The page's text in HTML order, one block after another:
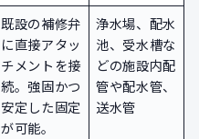
既設の補修弁
に直接アタッ
チメントを接
続。強固かつ
安定した固定
が可能。
浄水場、配水
池、受水槽な
どの施設内配
管や配水管、
送水管